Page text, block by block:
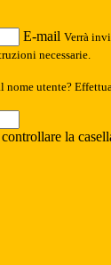
E-mail Verrà
necessarie.
nome utente?
la